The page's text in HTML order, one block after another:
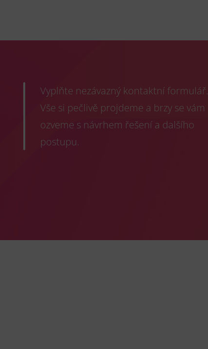
Vyplňte nezávazný kontaktní formulář.
Vše si pečlivě projdeme a brzy se vám
ozveme s návrhem řešení a dalšího
postupu.